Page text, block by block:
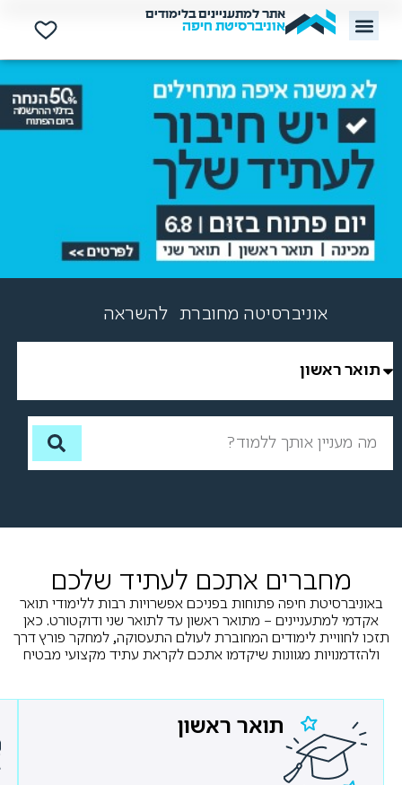
אתר למתעניינים בלימודים
אוניברסיטת חיפה
אוניברסיטה מחוברת
למצוינות
לגלובליות
להשראה
להזדמנויות
לערכים
לתעשייה
לחדשנות
לעשייה
מחברים אתכם לעתיד שלכם
באוניברסיטת חיפה פתוחות בפניכם אפשרויות רבות ללימודי תואר
אקדמי למתעניינים – מתואר ראשון עד לתואר שני ודוקטורט. כאן
תזכו לחוויית לימודים המחוברת לעולם התעסוקה, למחקר פורץ דרך
ולהזדמנויות מגוונות שיקדמו אתכם לקראת עתיד מקצועי מבטיח
תואר ראשון